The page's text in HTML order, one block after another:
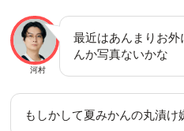
河村
最近はあんまりお
んか写真ないかな
もしかして夏みかんの丸漬け